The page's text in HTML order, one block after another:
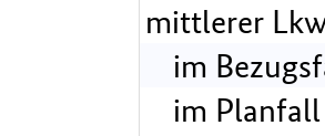
mittlerer
im
im Planfall